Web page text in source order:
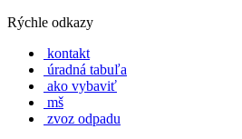
Rýchle odkazy
kontakt
úradná tabuľa
ako vybaviť
mš
zvoz odpadu